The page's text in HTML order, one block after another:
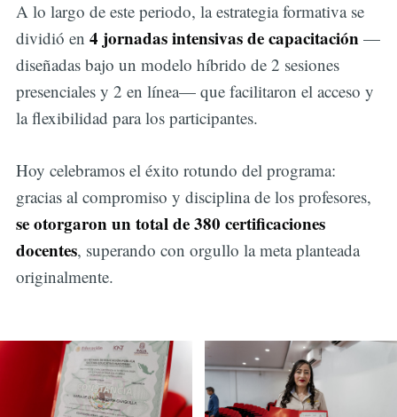
A lo largo de este periodo, la estrategia formativa se
dividió en 4 jornadas intensivas de capacitación—
diseñadas bajo un modelo híbrido de 2 sesiones
presenciales y 2 en línea— que facilitaron el acceso y
la flexibilidad para los participantes.
Hoy celebramos el éxito rotundo del programa:
gracias al compromiso y disciplina de los profesores,
se otorgaron un total de 380 certificaciones
docentes, superando con orgullo la meta planteada
originalmente.